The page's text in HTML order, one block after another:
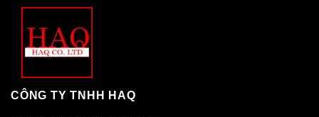
CÔNG TY TNHH HAQ